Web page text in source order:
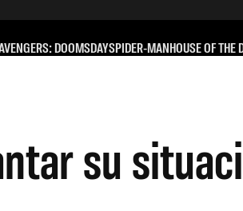
DOOMSDAYSPIDER-MANHOUSE OF THE
su